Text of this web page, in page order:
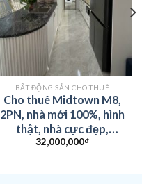
BẤT ĐỘNG SẢN CHO THUÊ
Cho thuê Midtown M8,
2PN, nhà mới 100%, hình
thật, nhà cực đẹp,
80m2. Giá 32tr/tháng
32,000,000₫